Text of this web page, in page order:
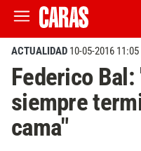
ACTUALIDAD 10-05-2016 11:05
Federico
siempre
cama"